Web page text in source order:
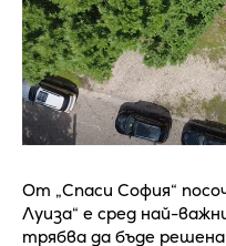
От „Спаси София“
Луиза“ е сред най-
трябва да бъде